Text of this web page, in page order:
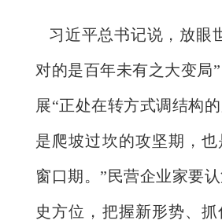
习近平总书记说，放眼
对的是百年未有之大变局
展“正处在转方式调结构
是爬坡过坎的攻坚期，
窗口期。”民营企业家要
史方位，把握新形势、